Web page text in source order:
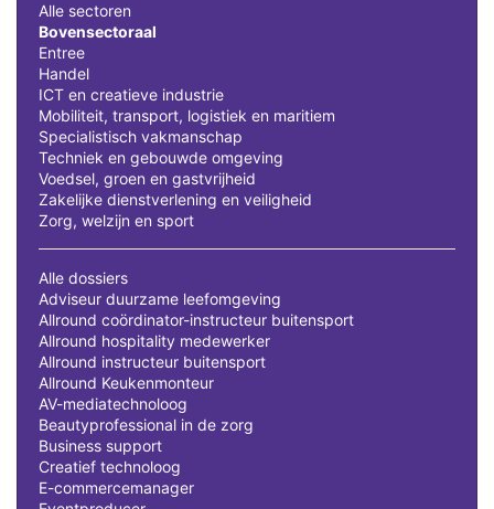
Alle sectoren
Bovensectoraal
Entree
Handel
ICT en creatieve industrie
Mobiliteit, transport, logistiek en maritiem
Specialistisch vakmanschap
Techniek en gebouwde omgeving
Voedsel, groen en gastvrijheid
Zakelijke dienstverlening en veiligheid
Zorg, welzijn en sport
Alle dossiers
Adviseur duurzame leefomgeving
Allround coördinator-instructeur buitensport
Allround hospitality medewerker
Allround instructeur buitensport
Allround Keukenmonteur
AV-mediatechnoloog
Beautyprofessional in de zorg
Business support
Creatief technoloog
E-commercemanager